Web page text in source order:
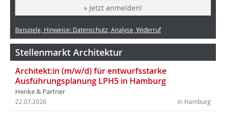
» Jetzt anmelden!
Beispiele, Hinweise: Datenschutz, Analyse, Widerruf
Stellenmarkt Architektur
Architekt:in (m/w/d) für entwurfsstarke
Ausführungsplanung LPH5 in Hamburg
Henke & Partner
in Hamburg
22.07.2026